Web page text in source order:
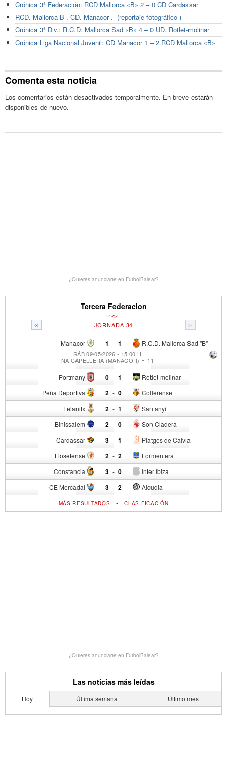
Crónica 3ª Federación: RCD Mallorca «B» 2 – 0 CD Cardassar
RCD. Mallorca B . CD. Manacor .- (reportaje fotográfico )
Crónica 3ª Div.: R.C.D. Mallorca Sad «B» 4 – 0 UD. Rotlet-molinar
Crónica Liga Nacional Juvenil: CD Manacor 1 – 2 RCD Mallorca «B»
Comenta esta noticia
Los comentarios están desactivados temporalmente. En breve estarán
disponibles de nuevo.
¿Quieres anunciarte en FutbolBalear?
Tercera Federacion
« »
JORNADA 34
Manacor 1 - R.C.D. Mallorca Sad "B"
1
SÁB 09/05/2026 - 15:00 H
NA CAPELLERA (MANACOR) F-11
Portmany 0 - Rotlet-molinar
1
Peña Deportiva 2 - Collerense
0
Felanitx 2 - Santanyi
1
Binissalem 2 - Son Cladera
0
Cardassar 3 - Platges de Calvia
1
Llosetense 2 - Formentera
2
Constancia 3 - Inter Ibiza
0
CE Mercadal 3 - Alcudia
2
MÁS RESULTADOS -CLASIFICACIÓN
¿Quieres anunciarte en FutbolBalear?
Las noticias más leídas
Hoy Última semana Último mes